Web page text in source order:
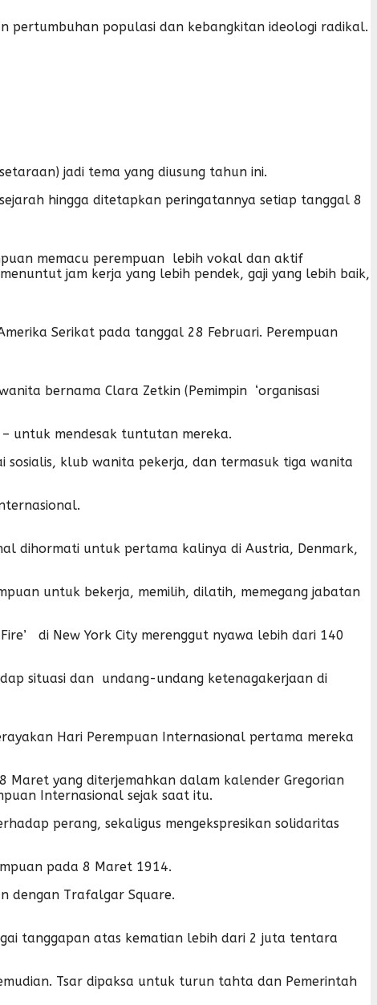
pertumbuhan populasi dan kebangkitan ideologi radikal.
jadi tema yang diusung tahun ini.
hingga ditetapkan peringatannya setiap tanggal 8
memacu perempuan lebih vokal dan aktif
jam kerja yang lebih pendek, gaji yang lebih baik,
Serikat pada tanggal 28 Februari. Perempuan
bernama Clara Zetkin (Pemimpin ‘organisasi
untuk mendesak tuntutan mereka.
klub wanita pekerja, dan termasuk tiga wanita
dihormati untuk pertama kalinya di Austria, Denmark,
untuk bekerja, memilih, dilatih, memegang jabatan
di New York City merenggut nyawa lebih dari 140
situasi dan undang-undang ketenagakerjaan di
Hari Perempuan Internasional pertama mereka
Maret yang diterjemahkan dalam kalender Gregorian
Internasional sejak saat itu.
perang, sekaligus mengekspresikan solidaritas
pada 8 Maret 1914.
dengan Trafalgar Square.
tanggapan atas kematian lebih dari 2 juta tentara
Tsar dipaksa untuk turun tahta dan Pemerintah